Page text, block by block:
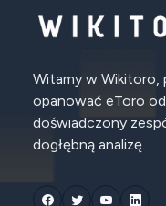
Witamy w Wikitoro,
opanować eToro
doświadczony
dogłębną analizę.